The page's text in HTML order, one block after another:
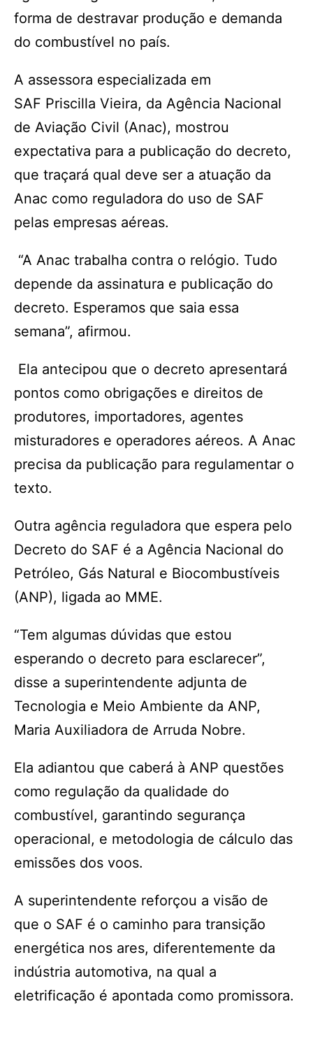
forma de destravar produção e demanda
do combustível no país.
A assessora especializada em
SAF Priscilla Vieira, da Agência Nacional
de Aviação Civil (Anac), mostrou
expectativa para a publicação do decreto,
que traçará qual deve ser a atuação da
Anac como reguladora do uso de SAF
pelas empresas aéreas.
“A Anac trabalha contra o relógio. Tudo
depende da assinatura e publicação do
decreto. Esperamos que saia essa
semana”, afirmou.
Ela antecipou que o decreto apresentará
pontos como obrigações e direitos de
produtores, importadores, agentes
misturadores e operadores aéreos. A Anac
precisa da publicação para regulamentar o
texto.
Outra agência reguladora que espera pelo
Decreto do SAF é a Agência Nacional do
Petróleo, Gás Natural e Biocombustíveis
(ANP), ligada ao MME.
“Tem algumas dúvidas que estou
esperando o decreto para esclarecer”,
disse a superintendente adjunta de
Tecnologia e Meio Ambiente da ANP,
Maria Auxiliadora de Arruda Nobre.
Ela adiantou que caberá à ANP questões
como regulação da qualidade do
combustível, garantindo segurança
operacional, e metodologia de cálculo das
emissões dos voos.
A superintendente reforçou a visão de
que o SAF é o caminho para transição
energética nos ares, diferentemente da
indústria automotiva, na qual a
eletrificação é apontada como promissora.